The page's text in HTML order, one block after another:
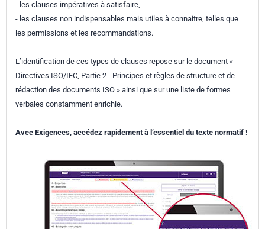
- les clauses impératives à satisfaire,
- les clauses non indispensables mais utiles à connaitre, telles que
les permissions et les recommandations.
L’identification de ces types de clauses repose sur le document «
Directives ISO/IEC, Partie 2 - Principes et règles de structure et de
rédaction des documents ISO » ainsi que sur une liste de formes
verbales constamment enrichie.
Avec Exigences, accédez rapidement à l’essentiel du texte normatif !